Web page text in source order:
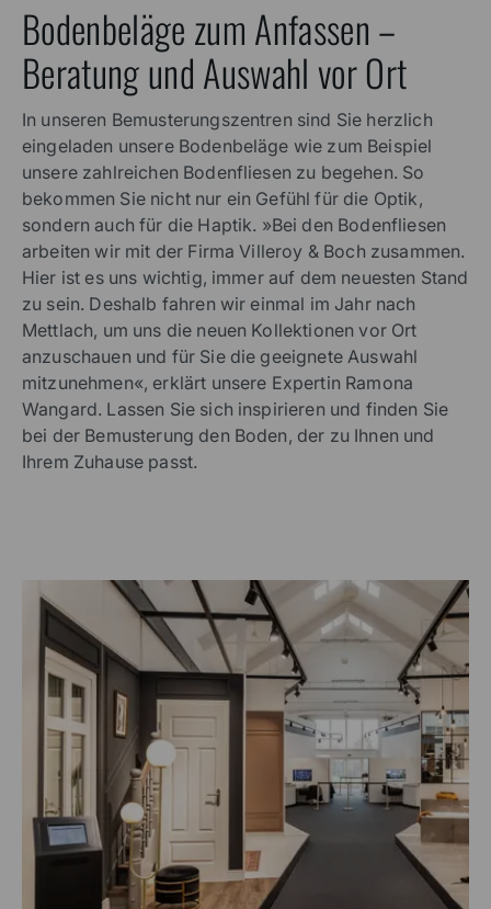
Bodenbeläge zum Anfassen –
Beratung und Auswahl vor Ort
In unseren Bemusterungszentren sind Sie herzlich
eingeladen unsere Bodenbeläge wie zum Beispiel
unsere zahlreichen Bodenfliesen zu begehen. So
bekommen Sie nicht nur ein Gefühl für die Optik,
sondern auch für die Haptik. »Bei den Bodenfliesen
arbeiten wir mit der Firma Villeroy & Boch zusammen.
Hier ist es uns wichtig, immer auf dem neuesten Stand
zu sein. Deshalb fahren wir einmal im Jahr nach
Mettlach, um uns die neuen Kollektionen vor Ort
anzuschauen und für Sie die geeignete Auswahl
mitzunehmen«, erklärt unsere Expertin Ramona
Wangard. Lassen Sie sich inspirieren und finden Sie
bei der Bemusterung den Boden, der zu Ihnen und
Ihrem Zuhause passt.